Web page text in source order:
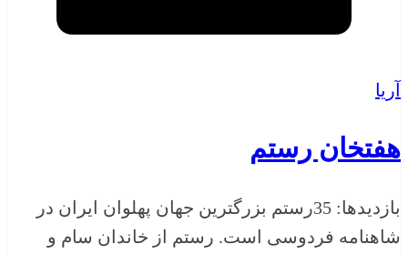
آریا
هفتخان رستم
بازدیدها: 35رستم بزرگترین جهان پهلوان ایران در
شاهنامه فردوسی است. رستم از خاندان سام و